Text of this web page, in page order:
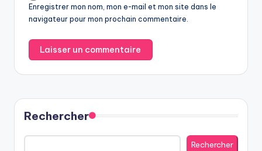
Enregistrer mon nom, mon e-mail et mon site dans le
navigateur pour mon prochain commentaire.
Rechercher
Rechercher